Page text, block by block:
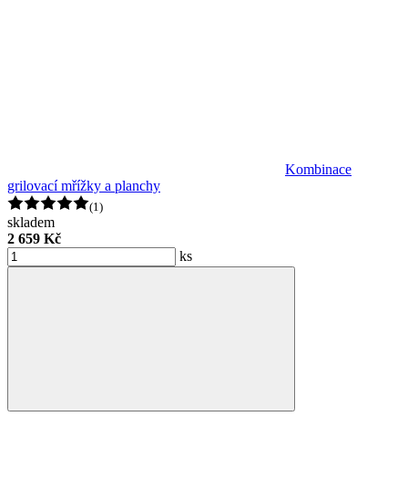
Kombinace
grilovací mřížky a planchy
(1)
skladem
2 659 Kč
ks